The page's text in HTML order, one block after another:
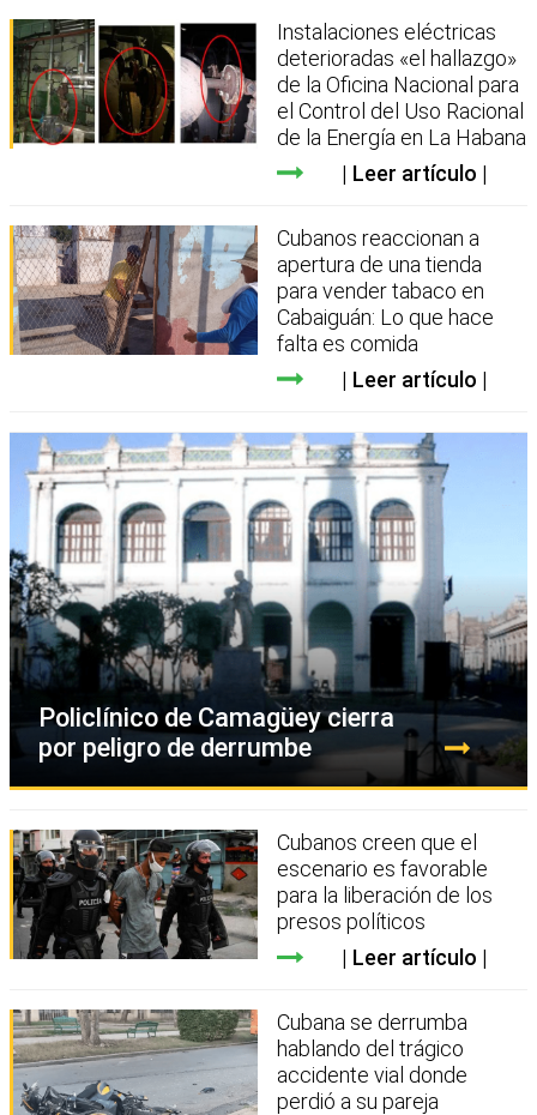
Instalaciones eléctricas
deterioradas «el hallazgo»
de la Oficina Nacional para
el Control del Uso Racional
de la Energía en La Habana
Leer artículo
Cubanos reaccionan a
apertura de una tienda
para vender tabaco en
Cabaiguán: Lo que hace
falta es comida
Leer artículo
Policlínico de Camagüey cierra
por peligro de derrumbe
Cubanos creen que el
escenario es favorable
para la liberación de los
presos políticos
Leer artículo
Cubana se derrumba
hablando del trágico
accidente vial donde
perdió a su pareja